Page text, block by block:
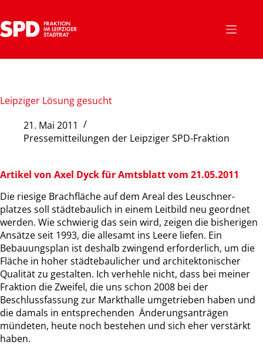
Inhalt
springen
Leipziger Lösung gesucht
21. Mai 2011
Pressemitteilungen der Leipziger SPD-Fraktion
Artikel von Axel Dyck für Amtsblatt vom 21.05.2011
Die riesige Brachfläche auf dem Areal des Leuschner-
platzes soll städtebaulich in einem Leitbild neu geordnet
werden. Wie schwierig das sein wird, zeigen die bisherigen
Ansätze seit 1993, die allesamt ins Leere liefen. Ein
Bebauungsplan ist deshalb zwingend erforderlich, um die
Fläche in hoher städtebaulicher und architektonischer
Qualität zu gestalten. Ich verhehle nicht, dass bei meiner
Fraktion die Zweifel, die uns schon 2008 bei der
Beschlussfassung zur Markthalle umgetrieben haben und
die damals in entsprechenden Änderungsanträgen
mündeten, heute noch bestehen und sich eher verstärkt
haben.